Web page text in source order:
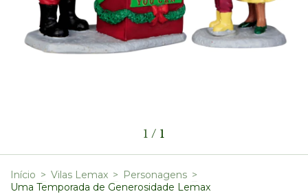
1 / 1
Início > Vilas Lemax > Personagens >
Uma Temporada de Generosidade Lemax